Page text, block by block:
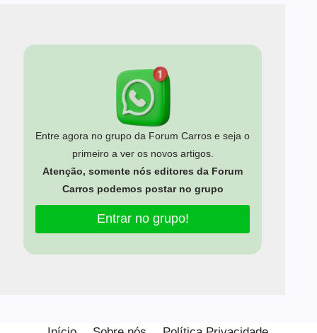
Entre agora no grupo da Forum Carros e seja o
primeiro a ver os novos artigos.
Atenção, somente nós editores da Forum
Carros podemos postar no grupo
Entrar no grupo!
experiência em nosso site.